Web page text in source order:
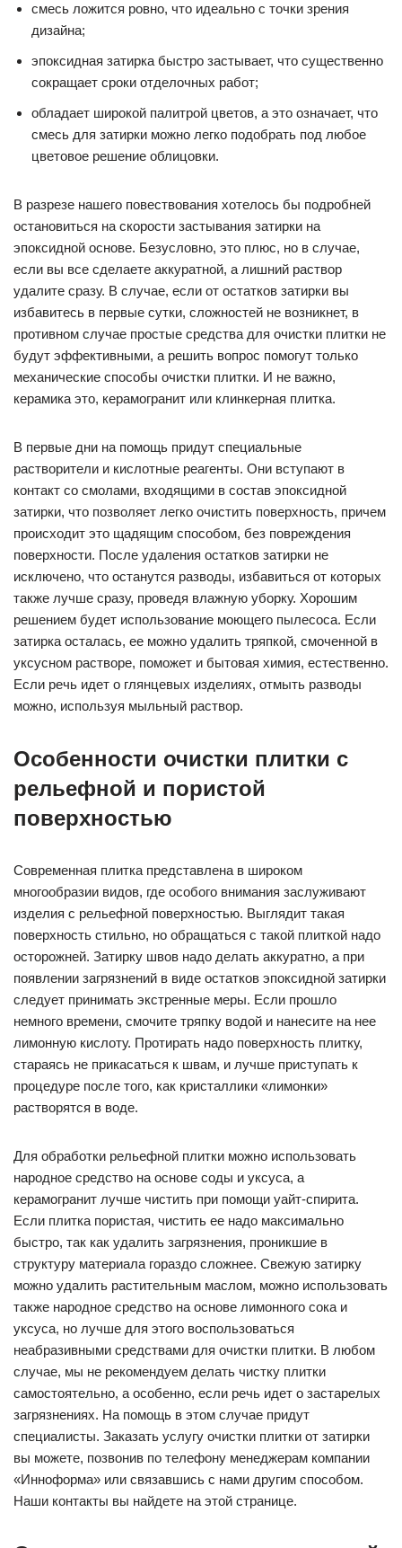
смесь ложится ровно, что идеально с точки зрения
дизайна;
эпоксидная затирка быстро застывает, что существенно
сокращает сроки отделочных работ;
обладает широкой палитрой цветов, а это означает, что
смесь для затирки можно легко подобрать под любое
цветовое решение облицовки.
В разрезе нашего повествования хотелось бы подробней
остановиться на скорости застывания затирки на
эпоксидной основе. Безусловно, это плюс, но в случае,
если вы все сделаете аккуратной, а лишний раствор
удалите сразу. В случае, если от остатков затирки вы
избавитесь в первые сутки, сложностей не возникнет, в
противном случае простые средства для очистки плитки не
будут эффективными, а решить вопрос помогут только
механические способы очистки плитки. И не важно,
керамика это, керамогранит или клинкерная плитка.
В первые дни на помощь придут специальные
растворители и кислотные реагенты. Они вступают в
контакт со смолами, входящими в состав эпоксидной
затирки, что позволяет легко очистить поверхность, причем
происходит это щадящим способом, без повреждения
поверхности. После удаления остатков затирки не
исключено, что останутся разводы, избавиться от которых
также лучше сразу, проведя влажную уборку. Хорошим
решением будет использование моющего пылесоса. Если
затирка осталась, ее можно удалить тряпкой, смоченной в
уксусном растворе, поможет и бытовая химия, естественно.
Если речь идет о глянцевых изделиях, отмыть разводы
можно, используя мыльный раствор.
Особенности очистки плитки с
рельефной и пористой
поверхностью
Современная плитка представлена в широком
многообразии видов, где особого внимания заслуживают
изделия с рельефной поверхностью. Выглядит такая
поверхность стильно, но обращаться с такой плиткой надо
осторожней. Затирку швов надо делать аккуратно, а при
появлении загрязнений в виде остатков эпоксидной затирки
следует принимать экстренные меры. Если прошло
немного времени, смочите тряпку водой и нанесите на нее
лимонную кислоту. Протирать надо поверхность плитку,
стараясь не прикасаться к швам, и лучше приступать к
процедуре после того, как кристаллики «лимонки»
растворятся в воде.
Для обработки рельефной плитки можно использовать
народное средство на основе соды и уксуса, а
керамогранит лучше чистить при помощи уайт-спирита.
Если плитка пористая, чистить ее надо максимально
быстро, так как удалить загрязнения, проникшие в
структуру материала гораздо сложнее. Свежую затирку
можно удалить растительным маслом, можно использовать
также народное средство на основе лимонного сока и
уксуса, но лучше для этого воспользоваться
неабразивными средствами для очистки плитки. В любом
случае, мы не рекомендуем делать чистку плитки
самостоятельно, а особенно, если речь идет о застарелых
загрязнениях. На помощь в этом случае придут
специалисты. Заказать услугу очистки плитки от затирки
вы можете, позвонив по телефону менеджерам компании
«Инноформа» или связавшись с нами другим способом.
Наши контакты вы найдете на этой странице.